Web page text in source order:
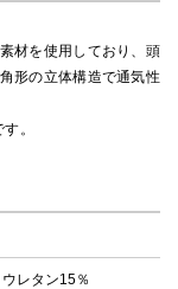
材を使用しており、頭
形の立体構造で通気性
。
レタン15％